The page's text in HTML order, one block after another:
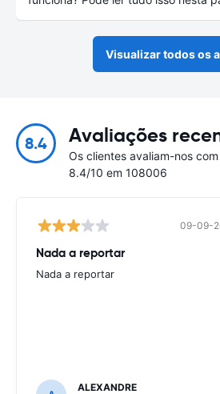
Visualizar todos os
8.4 Avaliações
Os clientes avaliam-nos
8.4/10 em 108006
09-09-
Nada a reportar
Nada a reportar
ALEXANDRE